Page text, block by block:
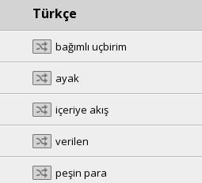
Türkçe
bağımlı uçbirim
ayak
içeriye akış
verilen
peşin para